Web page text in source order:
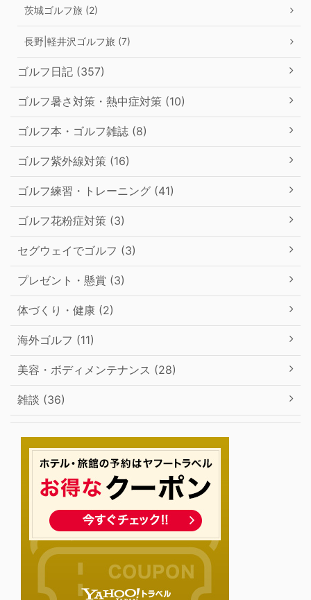
茨城ゴルフ旅 (2)
長野|軽井沢ゴルフ旅 (7)
ゴルフ日記 (357)
ゴルフ暑さ対策・熱中症対策 (10)
ゴルフ本・ゴルフ雑誌 (8)
ゴルフ紫外線対策 (16)
ゴルフ練習・トレーニング (41)
ゴルフ花粉症対策 (3)
セグウェイでゴルフ (3)
プレゼント・懸賞 (3)
体づくり・健康 (2)
海外ゴルフ (11)
美容・ボディメンテナンス (28)
雑談 (36)